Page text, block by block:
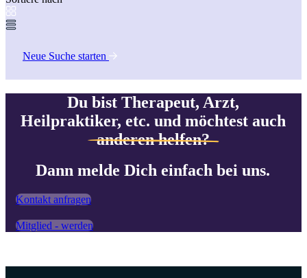
Neue Suche starten
Du bist Therapeut, Arzt,
Heilpraktiker, etc. und möchtest auch
anderen helfen?
Dann melde Dich einfach bei uns.
Kontakt anfragen
Mitglied - werden